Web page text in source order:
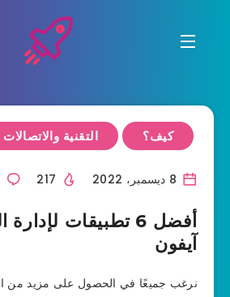
كيف؟ التقنية والاتصالات
أفضل 6 تطبيقات
آيفون
نرغب جميعًا في الحصول على مزيد من